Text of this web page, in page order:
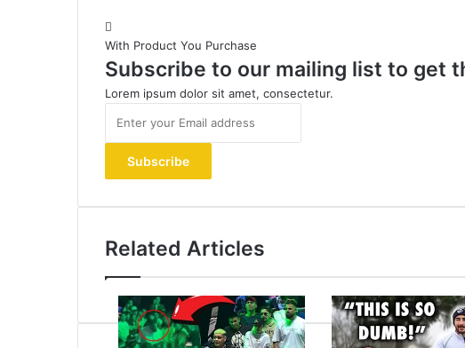
With Product You Purchase
Subscribe to our mailing list to get
Lorem ipsum dolor sit amet, consectetur.
your
Email
address
Related Articles